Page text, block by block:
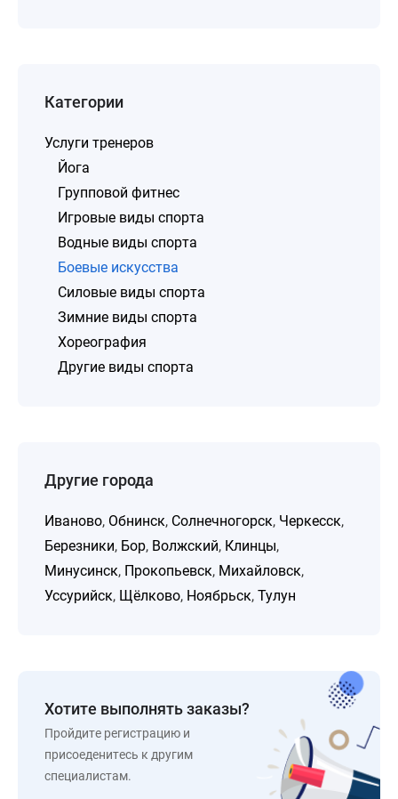
Категории
Услуги тренеров
Йога
Групповой фитнес
Игровые виды спорта
Водные виды спорта
Боевые искусства
Силовые виды спорта
Зимние виды спорта
Хореография
Другие виды спорта
Другие города
Иваново, Обнинск, Солнечногорск, Черкесск,
Березники, Бор, Волжский, Клинцы,
Минусинск, Прокопьевск, Михайловск,
Уссурийск, Щёлково, Ноябрьск, Тулун
Хотите выполнять заказы?
Пройдите регистрацию и
присоеденитесь к другим
специалистам.